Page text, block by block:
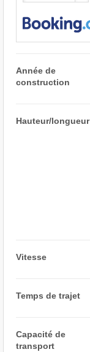
Année de
construction
Hauteur/longueur
Vitesse
Temps de trajet
Capacité de
transport